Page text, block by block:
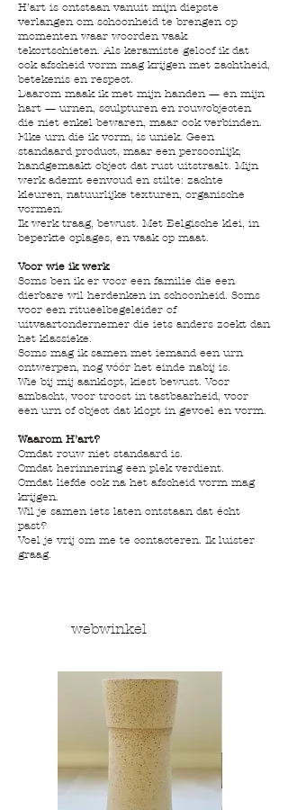
H’art is ontstaan vanuit mijn diepste
verlangen om schoonheid te brengen op
momenten waar woorden vaak
tekortschieten. Als keramiste geloof ik dat
ook afscheid vorm mag krijgen met zachtheid,
betekenis en respect.
Daarom maak ik met mijn handen — en mijn
hart — urnen, sculpturen en rouwobjecten
die niet enkel bewaren, maar ook verbinden.
Elke urn die ik vorm, is uniek. Geen
standaard product, maar een persoonlijk,
handgemaakt object dat rust uitstraalt. Mijn
werk ademt eenvoud en stilte: zachte
kleuren, natuurlijke texturen, organische
vormen.
Ik werk traag, bewust. Met Belgische klei, in
beperkte oplages, en vaak op maat.
Voor wie ik werk
Soms ben ik er voor een familie die een
dierbare wil herdenken in schoonheid. Soms
voor een ritueelbegeleider of
uitvaartondernemer die iets anders zoekt dan
het klassieke.
Soms mag ik samen met iemand een urn
ontwerpen, nog vóór het einde nabij is.
Wie bij mij aanklopt, kiest bewust. Voor
ambacht, voor troost in tastbaarheid, voor
een urn of object dat klopt in gevoel en vorm.
Waarom H’art?
Omdat rouw niet standaard is.
Omdat herinnering een plek verdient.
Omdat liefde ook na het afscheid vorm mag
krijgen.
Wil je samen iets laten ontstaan dat écht
past?
Voel je vrij om me te contacteren. Ik luister
graag.
webwinkel